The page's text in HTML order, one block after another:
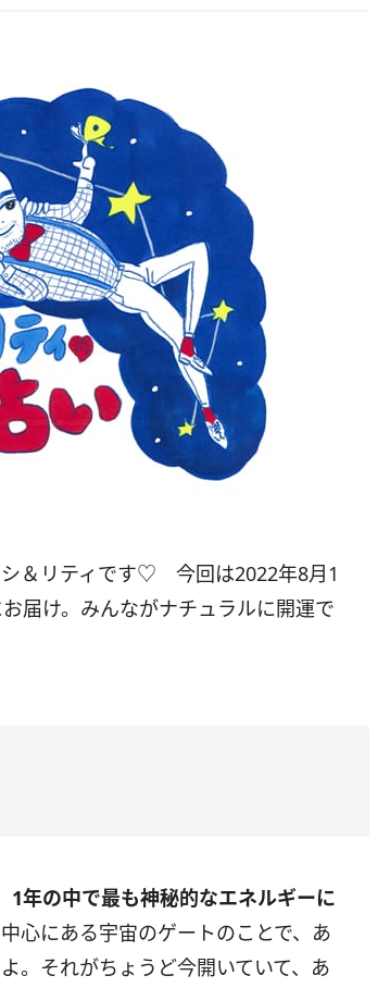
＆リティです♡ 今回は2022年8月1
届け。みんながナチュラルに開運で
1年の中で最も神秘的なエネルギーに
にある宇宙のゲートのことで、あ
。それがちょうど今開いていて、あ